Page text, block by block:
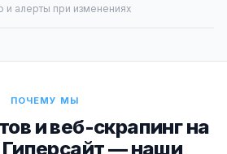
и алерты при изменениях
ПОЧЕМУ МЫ
и веб-скрапинг на
Гиперсайт — наши